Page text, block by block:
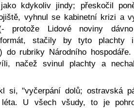
kdykoliv jindy; přeskočil
vyhnul se kabinetní krizi a
protože Lidové noviny
formát, stačily by tyto plachty
do rubriky Národního hospodáře.
načež svinul plachty a
si, "vyčerpání dolů; ostravská
U všech všudy, to je